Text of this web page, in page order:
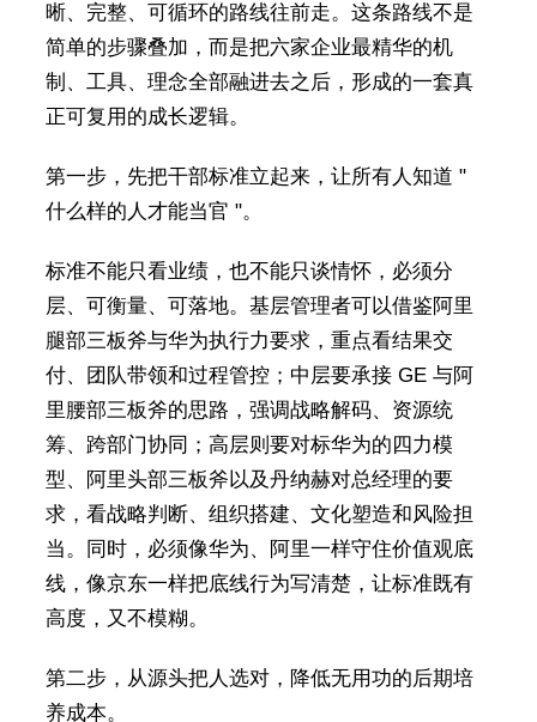
晰、完整、可循环的路线往前走。这条路线不是
简单的步骤叠加，而是把六家企业最精华的机
制、工具、理念全部融进去之后，形成的一套真
正可复用的成长逻辑。
第一步，先把干部标准立起来，让所有人知道 "
什么样的人才能当官 "。
标准不能只看业绩，也不能只谈情怀，必须分
层、可衡量、可落地。基层管理者可以借鉴阿里
腿部三板斧与华为执行力要求，重点看结果交
付、团队带领和过程管控；中层要承接 GE 与阿
里腰部三板斧的思路，强调战略解码、资源统
筹、跨部门协同；高层则要对标华为的四力模
型、阿里头部三板斧以及丹纳赫对总经理的要
求，看战略判断、组织搭建、文化塑造和风险担
当。同时，必须像华为、阿里一样守住价值观底
线，像京东一样把底线行为写清楚，让标准既有
高度，又不模糊。
第二步，从源头把人选对，降低无用功的后期培
养成本。